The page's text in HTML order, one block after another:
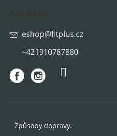
eshop@fitplus.cz
+421910787880
Způsoby dopravy: